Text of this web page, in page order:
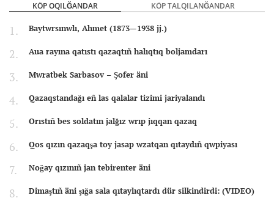
KÖP OQILĞANDAR KÖP TALQILANĞANDAR
Baytwrsınwlı, Ahmet (1873—1938 jj.)
Aua rayına qatıstı qazaqtıñ halıqtıq boljamdarı
Mwratbek Sarbasov – Şofer äni
Qazaqstandağı eñ las qalalar tizimi jariyalandı
Orıstıñ bes soldatın jalğız wrıp jıqqan qazaq
Qos qızın qazaqşa toy jasap wzatqan qıtaydıñ qwpiyası
Noğay qızınıñ jan tebirenter äni
Dimaştıñ äni şığa sala qıtaylıqtardı dür silkindirdi: (VIDEO)